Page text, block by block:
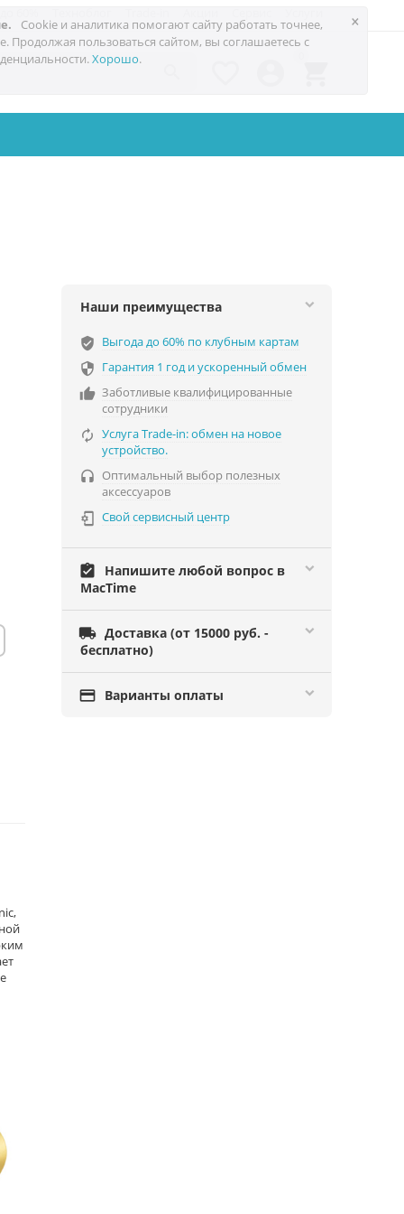
×
Cookie и аналитика помогают сайту работать точнее,
Продолжая пользоваться сайтом, вы соглашаетесь с
Хорошо.
Наши преимущества
verified_user Выгода до 60% по клубным картам
 Гарантия 1 год и ускоренный обмен
 Заботливые квалифицированные
сотрудники
 Услуга Trade-in: обмен на новое
устройство.
 Оптимальный выбор полезных
аксессуаров
 Свой сервисный центр
assignment_turned_in
Напишите любой вопрос в
MacTime
 Доставка (от 15000 руб. -
бесплатно)
 Варианты оплаты